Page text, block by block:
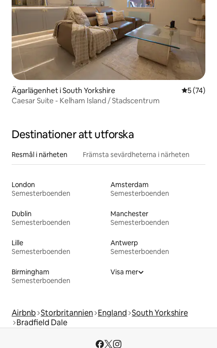
Ägarlägenhet i South Yorkshire 5 av 5 i
5 (74)
Caesar Suite - Kelham Island / Stadscentrum
Destinationer att utforska
Resmål i närheten Främsta sevärdheterna i närheten
London
Semesterboenden
Amsterdam
Semesterboenden
Dublin
Semesterboenden
Manchester
Semesterboenden
Lille
Semesterboenden
Antwerp
Semesterboenden
Birmingham
Semesterboenden
Visa mer
Airbnb Storbritannien England South Yorkshire
Bradfield Dale